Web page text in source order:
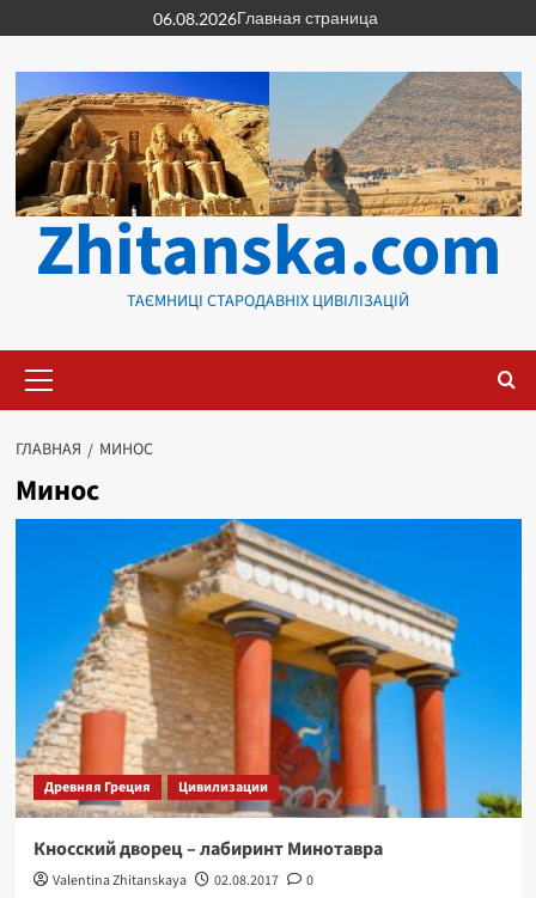
к
содержимому
06.08.2026Главная страница
Zhitanska.com
ТАЄМНИЦІ СТАРОДАВНІХ ЦИВІЛІЗАЦІЙ
меню
ГЛАВНАЯ МИНОС
Минос
Древняя Греция Цивилизации
Кносский дворец – лабиринт Минотавра
Valentina Zhitanskaya 02.08.2017
0